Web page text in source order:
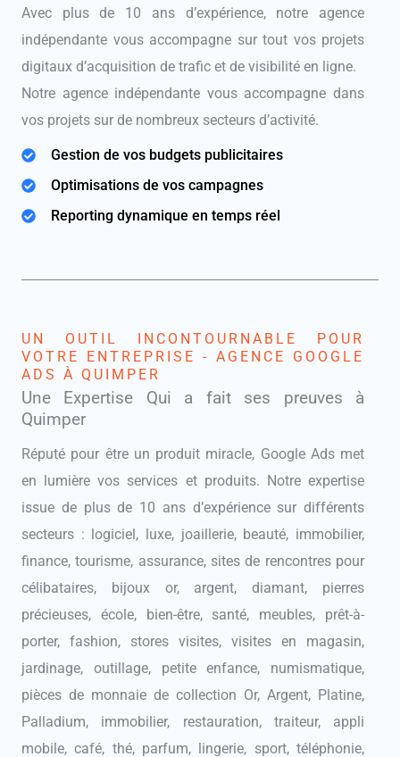
Avec plus de 10 ans d’expérience, notre agence
indépendante vous accompagne sur tout vos projets
digitaux d’acquisition de trafic et de visibilité en ligne.
Notre agence indépendante vous accompagne dans
vos projets sur de nombreux secteurs d’activité.
Gestion de vos budgets publicitaires
Optimisations de vos campagnes
Reporting dynamique en temps réel
UN OUTIL INCONTOURNABLE POUR
VOTRE ENTREPRISE - AGENCE GOOGLE
ADS À QUIMPER
Une Expertise Qui a fait ses preuves à
Quimper
Réputé pour être un produit miracle, Google Ads met
en lumière vos services et produits. Notre expertise
issue de plus de 10 ans d’expérience sur différents
secteurs : logiciel, luxe, joaillerie, beauté, immobilier,
finance, tourisme, assurance, sites de rencontres pour
célibataires, bijoux or, argent, diamant, pierres
précieuses, école, bien-être, santé, meubles, prêt-à-
porter, fashion, stores visites, visites en magasin,
jardinage, outillage, petite enfance, numismatique,
pièces de monnaie de collection Or, Argent, Platine,
Palladium, immobilier, restauration, traiteur, appli
mobile, café, thé, parfum, lingerie, sport, téléphonie,